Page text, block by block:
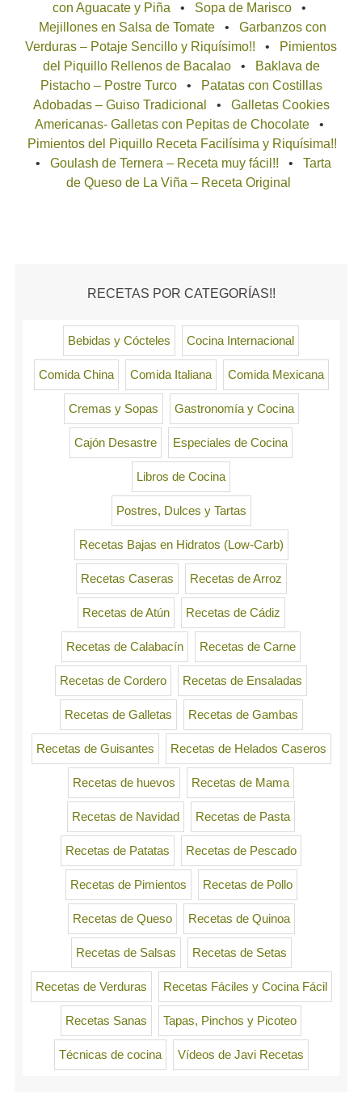
con Aguacate y Piña
Sopa de Marisco
Mejillones en Salsa de Tomate
Garbanzos con
Verduras – Potaje Sencillo y Riquísimo!!
Pimientos
del Piquillo Rellenos de Bacalao
Baklava de
Pistacho – Postre Turco
Patatas con Costillas
Adobadas – Guiso Tradicional
Galletas Cookies
Americanas- Galletas con Pepitas de Chocolate
Pimientos del Piquillo Receta Facilísima y Riquísima!!
Goulash de Ternera – Receta muy fácil!!
Tarta
de Queso de La Viña – Receta Original
RECETAS POR CATEGORÍAS!!
Bebidas y Cócteles Cocina Internacional
Comida China Comida Italiana Comida Mexicana
Cremas y Sopas Gastronomía y Cocina
Cajón Desastre Especiales de Cocina
Libros de Cocina
Postres, Dulces y Tartas
Recetas Bajas en Hidratos (Low-Carb)
Recetas Caseras Recetas de Arroz
Recetas de Atún Recetas de Cádiz
Recetas de Calabacín Recetas de Carne
Recetas de Cordero Recetas de Ensaladas
Recetas de Galletas Recetas de Gambas
Recetas de Guisantes Recetas de Helados Caseros
Recetas de huevos Recetas de Mama
Recetas de Navidad Recetas de Pasta
Recetas de Patatas Recetas de Pescado
Recetas de Pimientos Recetas de Pollo
Recetas de Queso Recetas de Quinoa
Recetas de Salsas Recetas de Setas
Recetas de Verduras Recetas Fáciles y Cocina Fácil
Recetas Sanas Tapas, Pinchos y Picoteo
Técnicas de cocina Vídeos de Javi Recetas